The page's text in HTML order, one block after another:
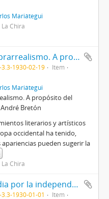
Mariátegui
Chira
El balance de Suprarrealismo. A propósito del último manifiesto de André Bretón [Recorte de prensa]
3.3-1930-02-19
Item
Mariátegui
A propósito del
Bretón
literarios y artísticos
occidental ha tenido,
pueden sugerir la
Chira
La lucha de la India por la independencia nacional [Recorte de prensa]
3.3-1930-01-01
Item